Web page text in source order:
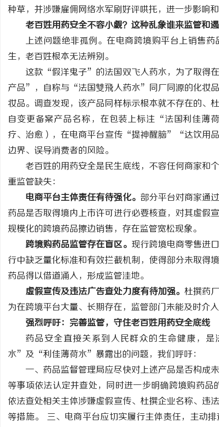
种草，并涉嫌雇佣网络水军刷好评哄托，进一步影响
老百姓用药安全不容小觑？这种乱象谁来监管和
上述问题绝非孤例。在电商跨境购平台上销售
生，老百姓根本无法辨别。
这款“假洋鬼子”的法国双飞人药水，为了取得
产品”，自称与“法国雙飛人药水”同厂同源的化妆
妆品。调查发现，该产品同样标示根本就不存在的
自变更备案产品名称，在包装上标注“法国利佳
疗、治愈），在电商平台宣传“提神醒脑”“达饮用
边界、误导消费者的风险。
老百姓的用药安全是民生底线，不容任何商家和
重监管缺失：
电商平台主体责任有待强化。 部分平台对商家通
药品是否取得境内上市许可进行必要核查，对其虚假
规模化的跨境药品擦边销售，存在监管宽松现象。
跨境购药品监管存在盲区。 现行跨境电商零售进
行中缺乏量化标准和有效拦截机制，使得部分未取
药品得以借道涌入，形成监管洼地。
虚假宣传及违法广告查处力度有待加强。 杜撰药
为在跨境平台大量、长期存在，监管部门未能及时介
强烈呼吁：完善监管，守住老百姓用药安全底线
药品安全直接关系到人民群众的生命健康，
水”及“利佳薄荷水”暴露出的问题，我们呼吁：
一、药品监督管理局应尽快对上述产品是否构成
等事项依法认定并查处，同时进一步明确跨境购药
依法查处相关主体涉嫌虚假宣传、杜撰企业名称、违
等措施。 三、电商平台应切实履行主体责任，主动